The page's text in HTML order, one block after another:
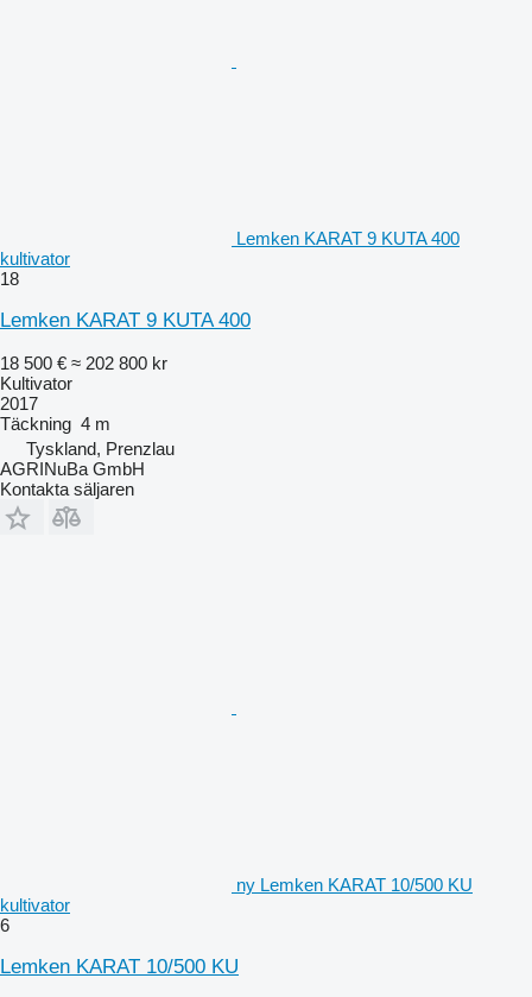
Lemken KARAT 9 KUTA 400
kultivator
18
Lemken KARAT 9 KUTA 400
18 500 € ≈ 202 800 kr
Kultivator
2017
Täckning 4 m
Tyskland, Prenzlau
AGRINuBa GmbH
Kontakta säljaren
ny Lemken KARAT 10/500 KU
kultivator
6
Lemken KARAT 10/500 KU